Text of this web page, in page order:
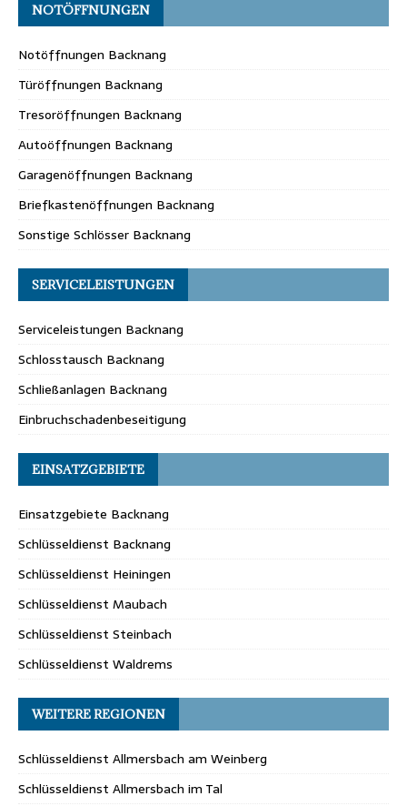
NOTÖFFNUNGEN
Notöffnungen Backnang
Türöffnungen Backnang
Tresoröffnungen Backnang
Autoöffnungen Backnang
Garagenöffnungen Backnang
Briefkastenöffnungen Backnang
Sonstige Schlösser Backnang
SERVICELEISTUNGEN
Serviceleistungen Backnang
Schlosstausch Backnang
Schließanlagen Backnang
Einbruchschadenbeseitigung
EINSATZGEBIETE
Einsatzgebiete Backnang
Schlüsseldienst Backnang
Schlüsseldienst Heiningen
Schlüsseldienst Maubach
Schlüsseldienst Steinbach
Schlüsseldienst Waldrems
WEITERE REGIONEN
Schlüsseldienst Allmersbach am Weinberg
Schlüsseldienst Allmersbach im Tal